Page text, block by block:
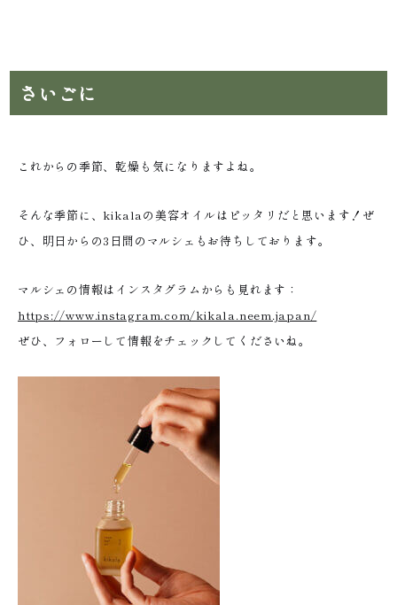
さいごに
これからの季節、乾燥も気になりますよね。
そんな季節に、kikalaの美容オイルはピッタリだと思います！ぜ
ひ、明日からの3日間のマルシェもお待ちしております。
マルシェの情報はインスタグラムからも見れます：
https://www.instagram.com/kikala.neem.japan/
ぜひ、フォローして情報をチェックしてくださいね。